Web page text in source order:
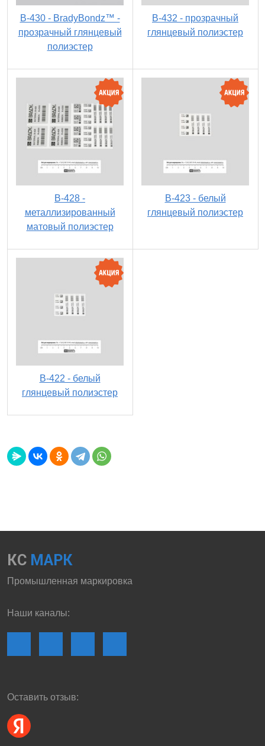
B-430 - BradyBondz™ -
прозрачный глянцевый
полиэстер
B-432 - прозрачный
глянцевый полиэстер
B-428 -
металлизированный
матовый полиэстер
B-423 - белый
глянцевый полиэстер
B-422 - белый
глянцевый полиэстер
КС МАРК
Промышленная маркировка
Наши каналы:
Оставить отзыв: